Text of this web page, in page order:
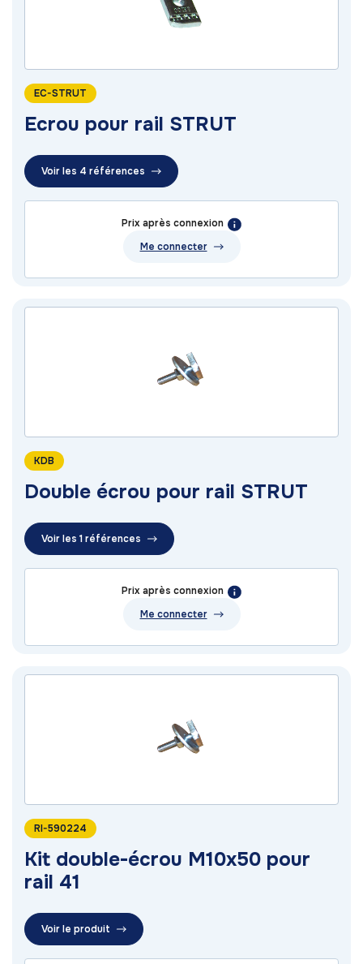
EC-STRUT
Ecrou pour rail STRUT
Voir les 4 références
Prix après connexion
Me connecter
KDB
Double écrou pour rail STRUT
Voir les 1 références
Prix après connexion
Me connecter
RI-590224
Kit double-écrou M10x50 pour
rail 41
Voir le produit